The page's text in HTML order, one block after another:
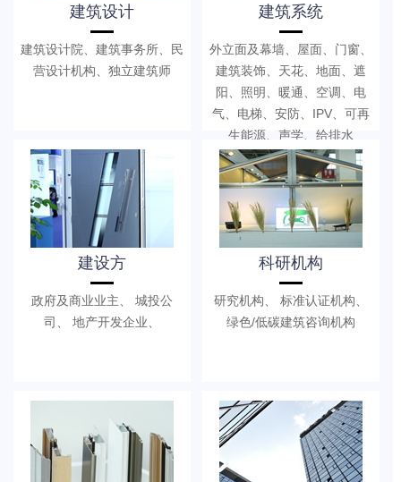
建筑设计
建筑设计院、建筑事务所、民
营设计机构、独立建筑师
建筑系统
外立面及幕墙、屋面、门窗、
建筑装饰、天花、地面、遮
阳、照明、暖通、空调、电
气、电梯、安防、IPV、可再
生能源、声学、给排水
建设方
政府及商业业主、 城投公
司、 地产开发企业、
科研机构
研究机构、 标准认证机构、
绿色/低碳建筑咨询机构